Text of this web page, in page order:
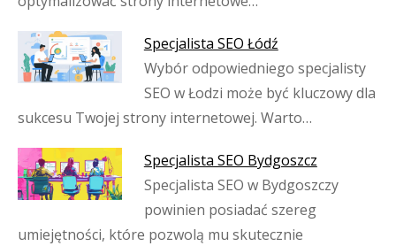
Specjalista SEO Łódź
Wybór odpowiedniego specjalisty
SEO w Łodzi może być kluczowy dla
sukcesu Twojej strony internetowej. Warto…
Specjalista SEO Bydgoszcz
Specjalista SEO w Bydgoszczy
powinien posiadać szereg
umiejętności, które pozwolą mu skutecznie